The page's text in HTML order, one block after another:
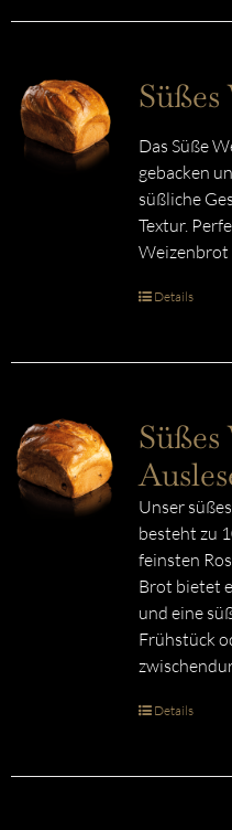
Das Süße
gebacken
süßliche
Textur.
Weizenbrot
Details
Unser
besteht zu
feinsten
Brot bietet
und eine
Frühstück
Details